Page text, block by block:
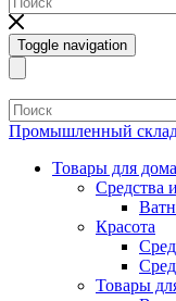
Toggle navigation
Промышленный
Товары для
Средства
Красота
Товары